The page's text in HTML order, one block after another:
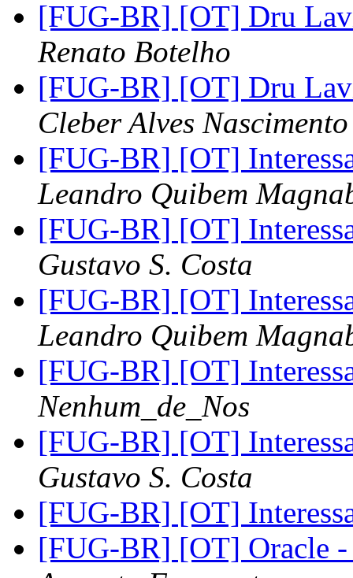
[FUG-BR] [OT] Dru
Renato Botelho
[FUG-BR] [OT] Dru
Cleber Alves Nascimento
[FUG-BR] [OT]
Leandro Quibem
[FUG-BR] [OT]
Gustavo S. Costa
[FUG-BR] [OT]
Leandro Quibem
[FUG-BR] [OT]
Nenhum_de_Nos
[FUG-BR] [OT]
Gustavo S. Costa
[FUG-BR] [OT]
[FUG-BR] [OT] Oracle